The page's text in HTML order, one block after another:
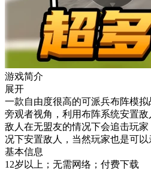
游戏简介
展开
一款自由度很高的可派兵布阵模
旁观者视角，利用布阵系统安置
敌人在无盟友的情况下会追击玩
况下安置敌人，当然玩家也是可以
基本信息
12岁以上；无需网络；付费下载